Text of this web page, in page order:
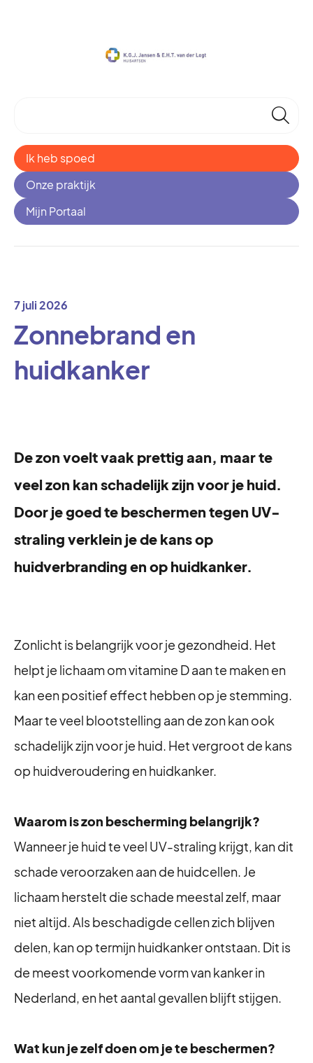
🔎
Onze praktijk
Mijn Portaal
Ik heb spoed
7 juli 2026
Zonnebrand en
huidkanker
De zon voelt vaak prettig aan, maar te
veel zon kan schadelijk zijn voor je huid.
Door je goed te beschermen tegen UV-
straling verklein je de kans op
huidverbranding en op huidkanker.
Zonlicht is belangrijk voor je gezondheid. Het
helpt je lichaam om vitamine D aan te maken en
kan een positief effect hebben op je stemming.
Maar te veel blootstelling aan de zon kan ook
schadelijk zijn voor je huid. Het vergroot de kans
op huidveroudering en huidkanker.
Waarom is zon bescherming belangrijk?
Wanneer je huid te veel UV-straling krijgt, kan dit
schade veroorzaken aan de huidcellen. Je
lichaam herstelt die schade meestal zelf, maar
niet altijd. Als beschadigde cellen zich blijven
delen, kan op termijn huidkanker ontstaan. Dit is
de meest voorkomende vorm van kanker in
Nederland, en het aantal gevallen blijft stijgen.
Wat kun je zelf doen om je te beschermen?